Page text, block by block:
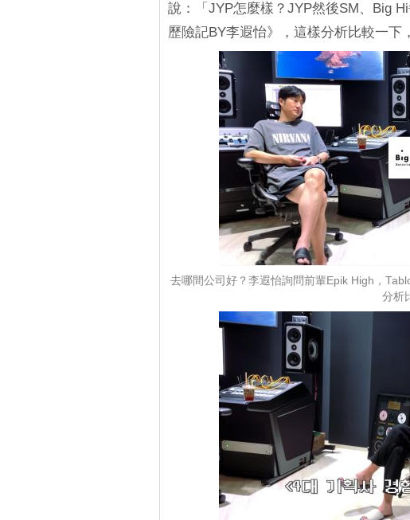
說：「JYP怎麼樣？JYP然後SM、Big
歷險記BY李遐怡》，這樣分析比較一下
去哪間公司好？李遐怡詢問前輩Epik High，
分析